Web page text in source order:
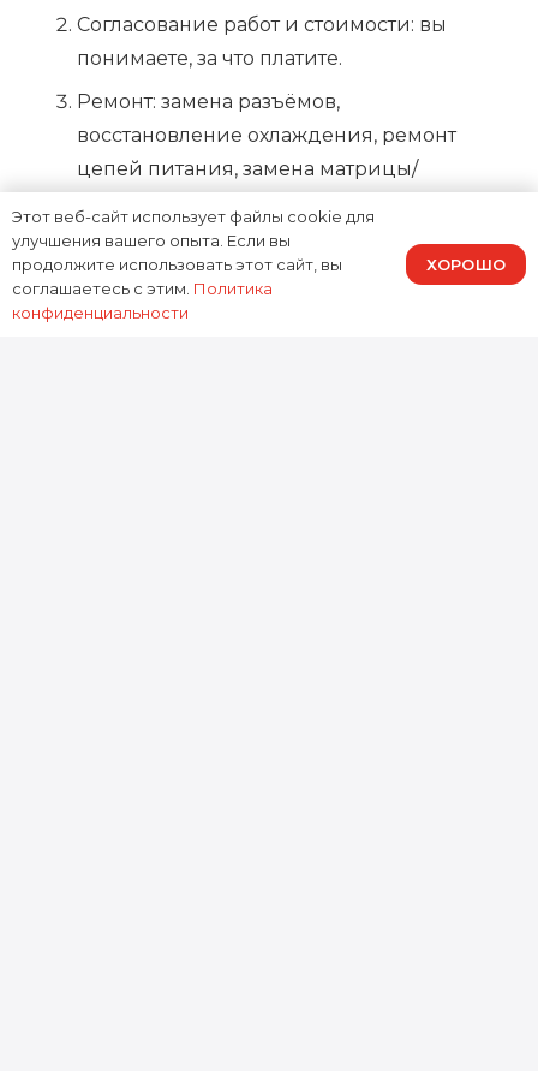
Согласование работ и стоимости: вы
понимаете, за что платите.
Ремонт: замена разъёмов,
восстановление охлаждения, ремонт
цепей питания, замена матрицы/
накопителем.
Тестирование под нагрузкой: проверяем
стабильность, температуру, заряд, экран и
Этот веб-сайт использует файлы cookie для
улучшения вашего опыта. Если вы
продолжите использовать этот сайт, вы
соглашаетесь с этим. Политика
конфиденциальности
ХОРОШО